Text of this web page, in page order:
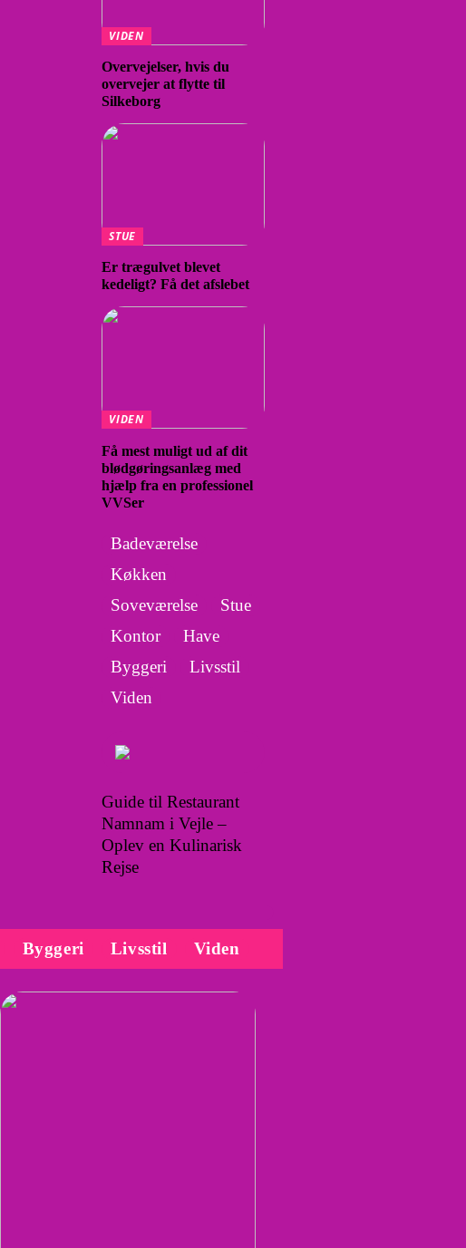
VIDEN
Overvejelser, hvis du
overvejer at flytte til
Silkeborg
STUE
Er trægulvet blevet
kedeligt? Få det afslebet
VIDEN
Få mest muligt ud af dit
blødgøringsanlæg med
hjælp fra en professionel
VVSer
Badeværelse
Køkken
Soveværelse
Stue
Kontor
Have
Byggeri
Livsstil
Viden
Guide til Restaurant
Namnam i Vejle –
Oplev en Kulinarisk
Rejse
Byggeri Livsstil Viden